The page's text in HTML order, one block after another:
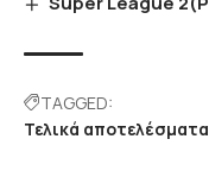
TAGGED:
Τελικά